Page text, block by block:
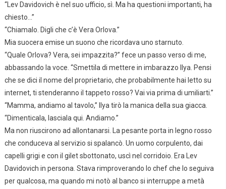
“Lev Davidovich è nel suo ufficio, sì. Ma ha questioni importanti, ha
chiesto…”
“Chiamalo. Digli che c’è Vera Orlova.”
Mia suocera emise un suono che ricordava uno starnuto.
“Quale Orlova? Vera, sei impazzita?” fece un passo verso di me,
abbassando la voce. “Smettila di mettere in imbarazzo Ilya. Pensi
che se dici il nome del proprietario, che probabilmente hai letto su
internet, ti stenderanno il tappeto rosso? Vai via prima di umiliarti.”
“Mamma, andiamo al tavolo,” Ilya tirò la manica della sua giacca.
“Dimenticala, lasciala qui. Andiamo.”
Ma non riuscirono ad allontanarsi. La pesante porta in legno rosso
che conduceva al servizio si spalancò. Un uomo corpulento, dai
capelli grigi e con il gilet sbottonato, uscì nel corridoio. Era Lev
Davidovich in persona. Stava rimproverando lo chef che lo seguiva
per qualcosa, ma quando mi notò al banco si interruppe a metà